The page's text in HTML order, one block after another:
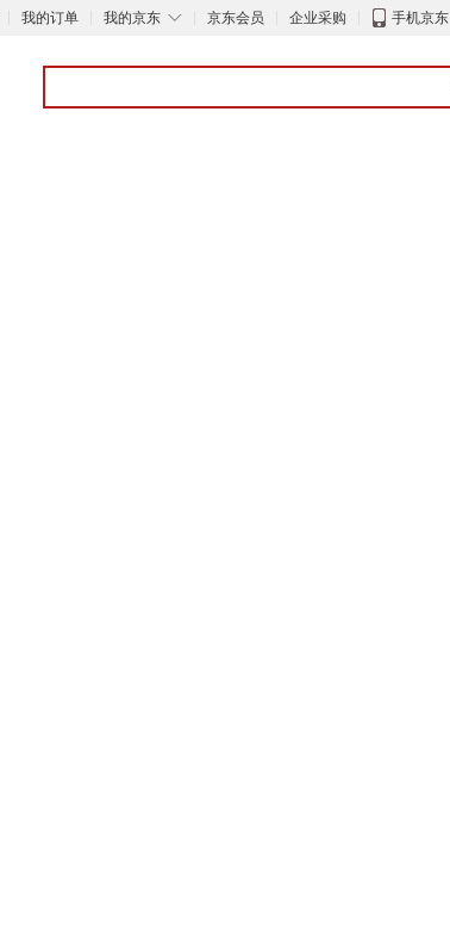
我的订单 ◇
我的京东 京东会员 企业采购 手机京东